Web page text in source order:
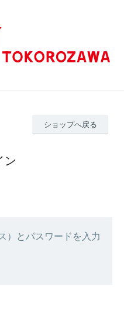
ショップへ戻る
ン
）とパスワードを入力